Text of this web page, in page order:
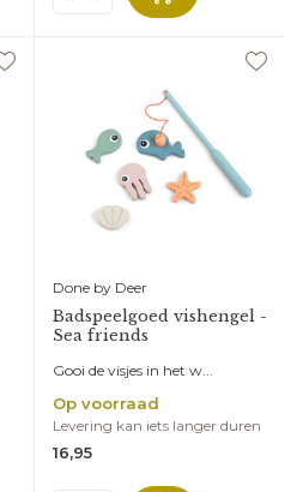
Done by Deer
Badspeelgoed vishengel -
Sea friends
Gooi de visjes in het w...
Op voorraad
Levering kan iets langer duren
16,95